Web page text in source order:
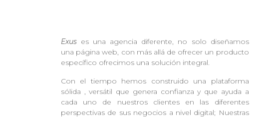
Exus es una agencia diferente, no solo diseñamos
una página web, con más allá de ofrecer un producto
específico ofrecimos una solución integral.
Con el tiempo hemos construido una plataforma
sólida , versátil que genera confianza y que ayuda a
cada uno de nuestros clientes en las diferentes
perspectivas de sus negocios a nivel digital; Nuestras